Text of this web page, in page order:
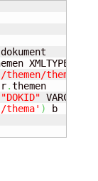
dokument
XMLTYPE
themen/thema'
.themen
"DOKID" VARCHAR2
thema' )
b